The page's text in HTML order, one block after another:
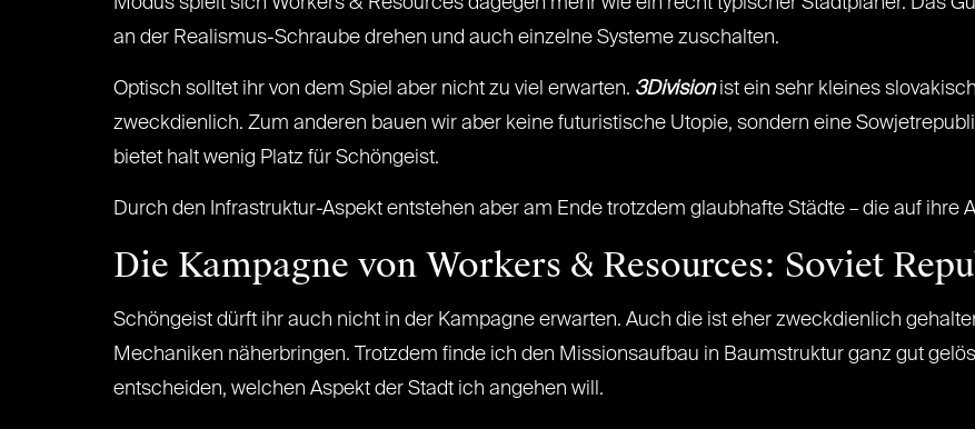
an der Realismus-Schraube drehen und auch einzelne Systeme zuschalten.
Optisch solltet ihr von dem Spiel aber nicht zu viel erwarten. 3Division ist ein sehr kleines
zweckdienlich. Zum anderen bauen wir aber keine futuristische Utopie, sondern eine
bietet halt wenig Platz für Schöngeist.
Durch den Infrastruktur-Aspekt entstehen aber am Ende trotzdem glaubhafte Städte – die auf ihre
Die Kampagne von Workers & Resources: Soviet
Schöngeist dürft ihr auch nicht in der Kampagne erwarten. Auch die ist eher zweckdienlich
Mechaniken näherbringen. Trotzdem finde ich den Missionsaufbau in Baumstruktur ganz gut
entscheiden, welchen Aspekt der Stadt ich angehen will.